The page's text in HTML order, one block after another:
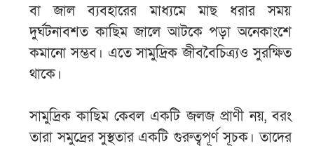
বা জাল ব্যবহারের মাধ্যমে মাছ ধরার সময়
দুর্ঘটনাবশত কাছিম জালে আটকে পড়া অনেকাংশে
কমানো সম্ভব। এতে সামুদ্রিক জীববৈচিত্র্যও সুরক্ষিত
থাকে।
সামুদ্রিক কাছিম কেবল একটি জলজ প্রাণী নয়, বরং
তারা সমুদ্রের সুস্থতার একটি গুরুত্বপূর্ণ সূচক। তাদের